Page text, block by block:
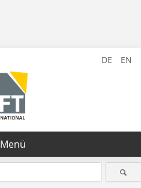
DE EN
Menü